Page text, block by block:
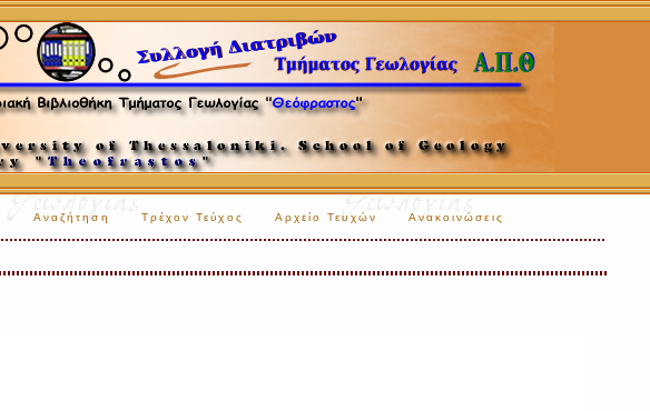
Αναζήτηση Τρέχον Τεύχος Αρχείο Τευχών Ανακοινώσεις